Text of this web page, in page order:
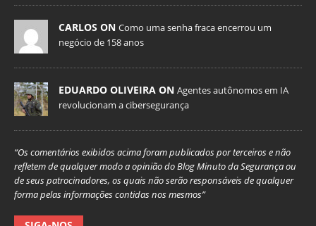
CARLOS ON Como uma senha fraca encerrou um
negócio de 158 anos
EDUARDO OLIVEIRA ON Agentes autônomos em IA
revolucionam a cibersegurança
“Os comentários exibidos acima foram publicados por terceiros e não
refletem de qualquer modo a opinião do Blog Minuto da Segurança ou
de seus patrocinadores, os quais não serão responsáveis de qualquer
forma pelas informações contidas nos mesmos”